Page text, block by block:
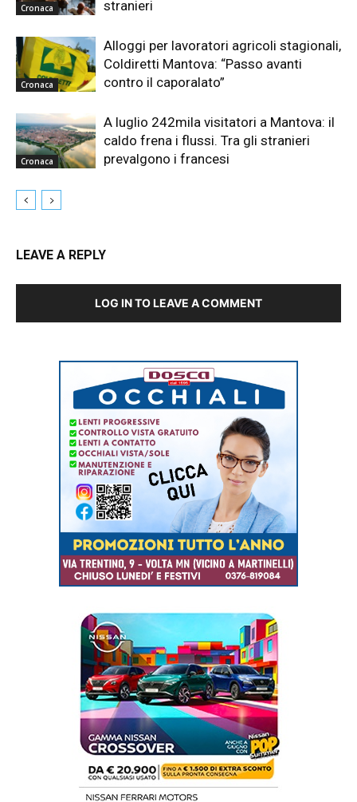
Cronaca stranieri
Cronaca
Alloggi per lavoratori agricoli stagionali,
Coldiretti Mantova: “Passo avanti
contro il caporalato”
Cronaca
A luglio 242mila visitatori a Mantova: il
caldo frena i flussi. Tra gli stranieri
prevalgono i francesi
LEAVE A REPLY
LOG IN TO LEAVE A COMMENT